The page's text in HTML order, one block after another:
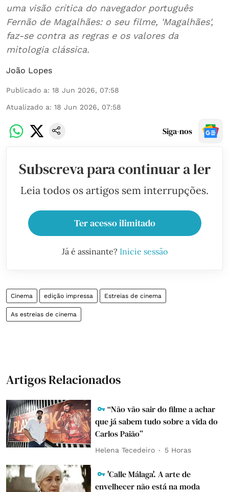
uma visão crítica do navegador português
Fernão de Magalhães: o seu filme, 'Magalhães',
faz-se contra as regras e os valores da
mitologia clássica.
João Lopes
Publicado a: 18 Jun 2026, 07:58
Atualizado a: 18 Jun 2026, 07:58
Siga-nos
Subscreva para continuar a ler
Leia todos os artigos sem interrupções.
Ter acesso ilimitado
Já é assinante? Inicie sessão
Cinema edição impressa Estreias de cinema
As estreias de cinema
Artigos Relacionados
“Não vão sair do filme a achar
que já sabem tudo sobre a vida do
Carlos Paião”
Helena Tecedeiro 5 Horas
'Calle Málaga'. A arte de
envelhecer não está na moda